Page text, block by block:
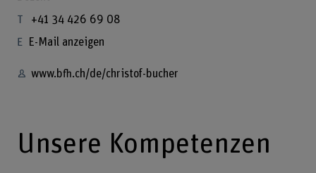
+41 34 426 69 08
E-Mail anzeigen
www.bfh.ch/de/christof-bucher
Unsere Kompetenzen